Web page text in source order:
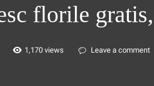
florile
1,170 views Leave a comment